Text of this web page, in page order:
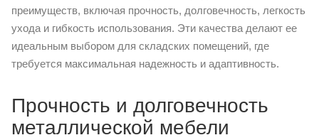
преимуществ, включая прочность, долговечность, легкость
ухода и гибкость использования. Эти качества делают ее
идеальным выбором для складских помещений, где
требуется максимальная надежность и адаптивность.
Прочность и долговечность
металлической мебели